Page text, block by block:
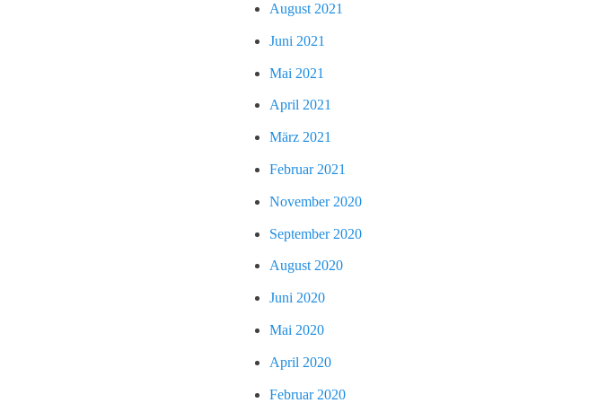
August 2021
Juni 2021
Mai 2021
April 2021
März 2021
Februar 2021
November 2020
September 2020
August 2020
Juni 2020
Mai 2020
April 2020
Februar 2020